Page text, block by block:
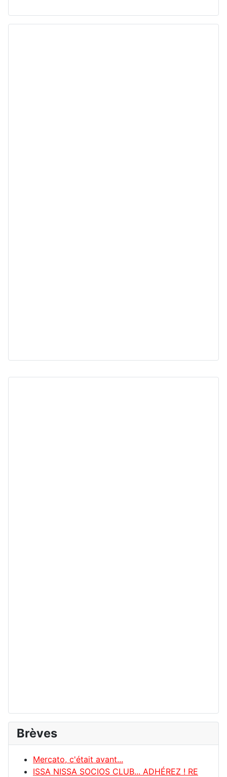
Brèves
Mercato, c'était avant...
ISSA NISSA SOCIOS CLUB... ADHÉREZ ! RE